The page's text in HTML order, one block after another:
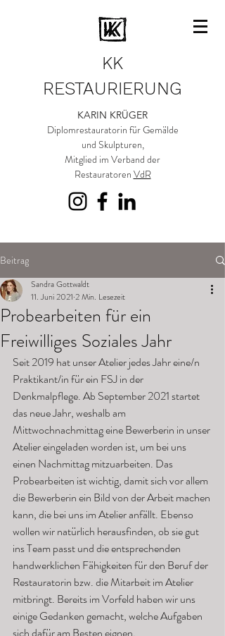
KK
RESTAURIERUNG
KARIN KRÜGER
Diplomrestauratorin für Gemälde
und Skulpturen,
Mitglied im Verband der
Restauratoren VdR
Beitrag
Probearbeiten für ein
Freiwilliges Soziales Jahr
Sandra Gottwaldt
11. Juni 2021 2 Min. Lesezeit
Seit 2019 hat unser Atelier jedes Jahr eine/n
Praktikant/in für ein FSJ in der
Denkmalpflege. Ab September 2021 startet
das neue Jahr, weshalb am
Mittwochnachmittag eine Bewerberin in unser
Atelier eingeladen worden ist, um bei uns
einen Nachmittag mitzuarbeiten. Das
Probearbeiten ist wichtig, damit sich vor allem
die Bewerberin ein Bild von der Arbeit machen
kann, die bei uns im Atelier anfällt. Ebenso
wollen wir natürlich herausfinden, ob sie gut
ins Team passt und die entsprechenden
handwerklichen Fähigkeiten für den Beruf der
Restauratorin bzw. die Mitarbeit im Atelier
mitbringt. Bereits im Vorfeld haben wir uns
einige Gedanken gemacht, welche Aufgaben